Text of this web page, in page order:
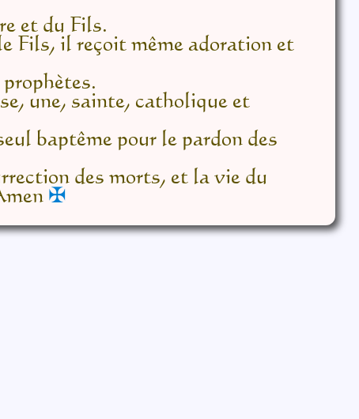
et du Fils.
Fils, il reçoit même adoration et
une, sainte, catholique et
baptême pour le pardon des
des morts, et la vie du
✠